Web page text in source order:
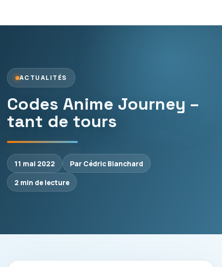
ACTUALITÉS
Codes Anime Journey –
tant de tours
11 mai 2022
Par Cédric Blanchard
2 min de lecture